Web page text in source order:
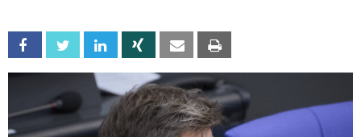
Facebook Twitter Linkedin Xing Email